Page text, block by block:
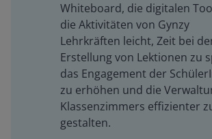
Whiteboard, die digitalen
die Aktivitäten von Gynzy
Lehrkräften leicht, Zeit bei
Erstellung von Lektionen zu
das Engagement der
zu erhöhen und die
Klassenzimmers effizienter
gestalten.